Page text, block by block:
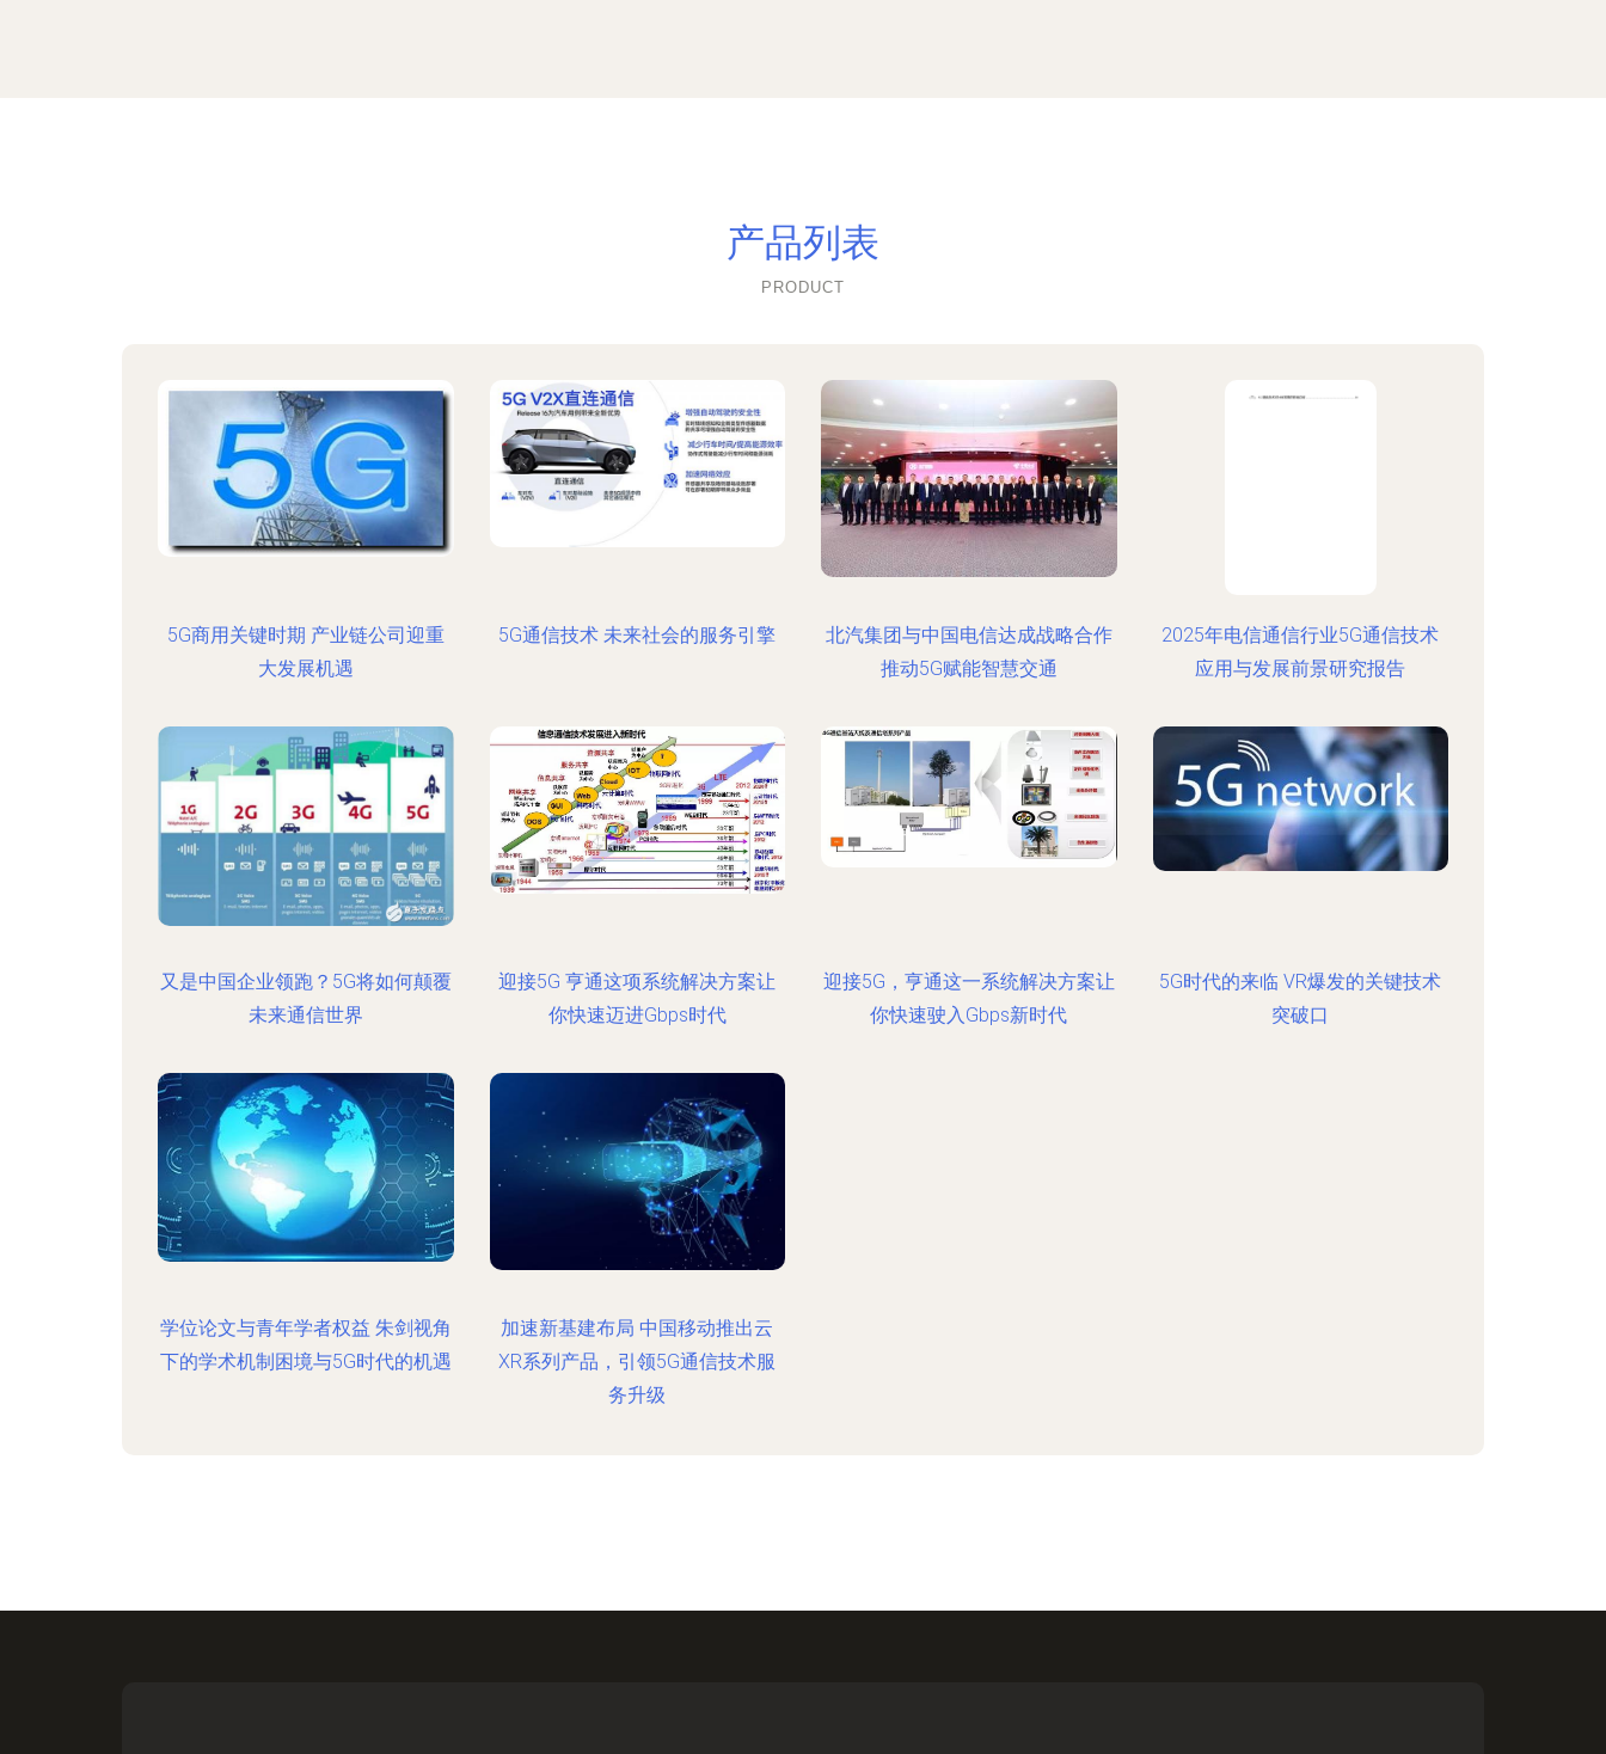
产品列表
PRODUCT
5G商用关键时期 产业链公司迎重
大发展机遇
5G通信技术 未来社会的服务引擎
北汽集团与中国电信达成战略合作
推动5G赋能智慧交通
2025年电信通信行业5G通信技术
应用与发展前景研究报告
又是中国企业领跑？5G将如何颠覆
未来通信世界
迎接5G 亨通这项系统解决方案让
你快速迈进Gbps时代
迎接5G，亨通这一系统解决方案让
你快速驶入Gbps新时代
5G时代的来临 VR爆发的关键技术
突破口
学位论文与青年学者权益 朱剑视角
下的学术机制困境与5G时代的机遇
加速新基建布局 中国移动推出云
XR系列产品，引领5G通信技术服
务升级